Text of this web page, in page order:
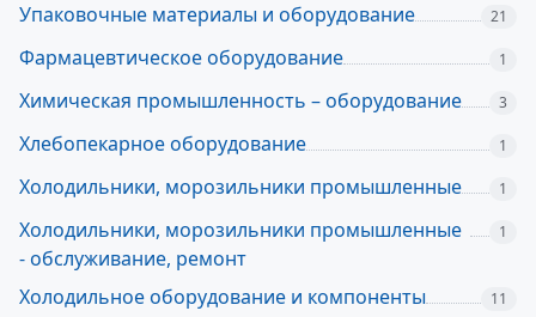
Упаковочные материалы и оборудование 21
Фармацевтическое оборудование 1
Химическая промышленность – оборудование 3
Хлебопекарное оборудование 1
Холодильники, морозильники промышленные 1
Холодильники, морозильники промышленные
- обслуживание, ремонт
1
Холодильное оборудование и компоненты 11